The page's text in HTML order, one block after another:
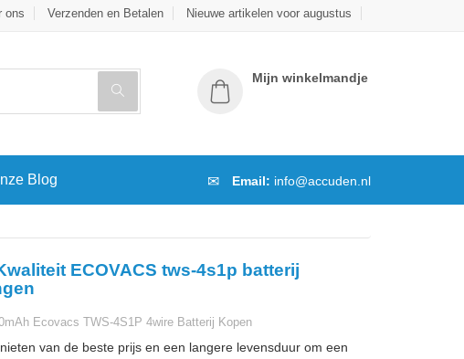
ons Verzenden en Betalen Nieuwe artikelen voor augustus
Mijn winkelmandje
Blog Email: info@accuden.nl
ECOVACS tws-4s1p batterij
Ecovacs TWS-4S1P 4wire Batterij Kopen
van de beste prijs en een langere levensduur om een